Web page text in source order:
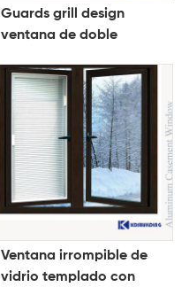
Guards grill design
ventana de doble
Ventana irrompible de
vidrio templado con